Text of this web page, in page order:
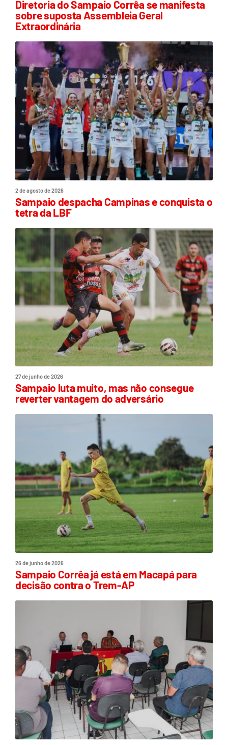
Diretoria do Sampaio Corrêa se manifesta
sobre suposta Assembleia Geral
Extraordinária
2 de agosto de 2026
Sampaio despacha Campinas e conquista o
tetra da LBF
27 de junho de 2026
Sampaio luta muito, mas não consegue
reverter vantagem do adversário
26 de junho de 2026
Sampaio Corrêa já está em Macapá para
decisão contra o Trem-AP